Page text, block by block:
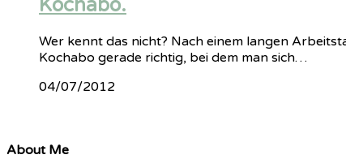
Kochabo.
Wer kennt das nicht? Nach einem langen
Kochabo gerade richtig, bei dem man sich…
04/07/2012
About Me